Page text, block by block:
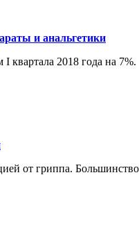
и анальгетики
квартала 2018 года на 7%.
от гриппа.